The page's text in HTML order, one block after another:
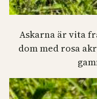
Askarna är vita
dom med rosa